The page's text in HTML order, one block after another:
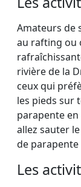
Amateurs de
au rafting ou
rivière de la
ceux qui
les pieds sur
parapente en
allez sauter
de parapente
Les